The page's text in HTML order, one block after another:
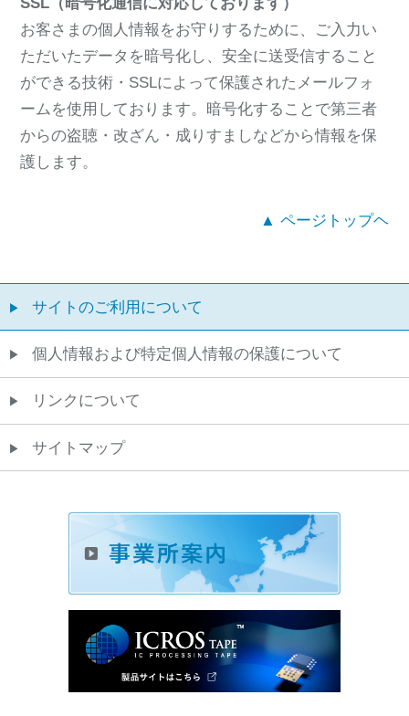
お客さまの個人情報をお守りするために、ご入力い
ただいたデータを暗号化し、安全に送受信すること
ができる技術・SSLによって保護されたメールフォ
ームを使用しております。暗号化することで第三者
からの盗聴・改ざん・成りすましなどから情報を保
護します。
▲ ページトップヘ
サイトのご利用について
個人情報および特定個人情報の保護について
リンクについて
サイトマップ